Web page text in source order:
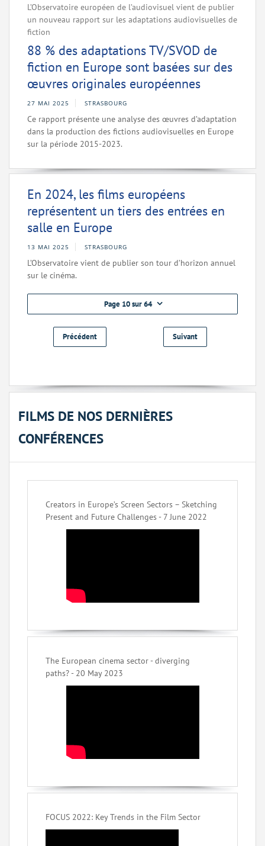
L’Observatoire européen de l’audiovisuel vient de publier
un nouveau rapport sur les adaptations audiovisuelles de
fiction
88 % des adaptations TV/SVOD de
fiction en Europe sont basées sur des
œuvres originales européennes
27 MAI 2025 STRASBOURG
Ce rapport présente une analyse des œuvres d’adaptation
dans la production des fictions audiovisuelles en Europe
sur la période 2015-2023.
En 2024, les films européens
représentent un tiers des entrées en
salle en Europe
13 MAI 2025 STRASBOURG
L’Observatoire vient de publier son tour d’horizon annuel
sur le cinéma.
Page 10 sur 64
Précédent Suivant
FILMS DE NOS DERNIÈRES
CONFÉRENCES
Creators in Europe’s Screen Sectors – Sketching
Present and Future Challenges - 7 June 2022
The European cinema sector - diverging
paths? - 20 May 2023
FOCUS 2022: Key Trends in the Film Sector